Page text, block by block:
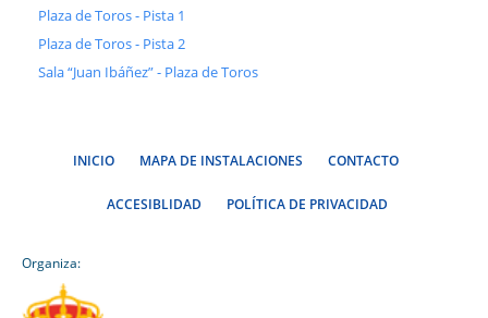
Plaza de Toros - Pista 1
Plaza de Toros - Pista 2
Sala “Juan Ibáñez” - Plaza de Toros
INICIO MAPA DE INSTALACIONES CONTACTO
ACCESIBLIDAD POLÍTICA DE PRIVACIDAD
Organiza: